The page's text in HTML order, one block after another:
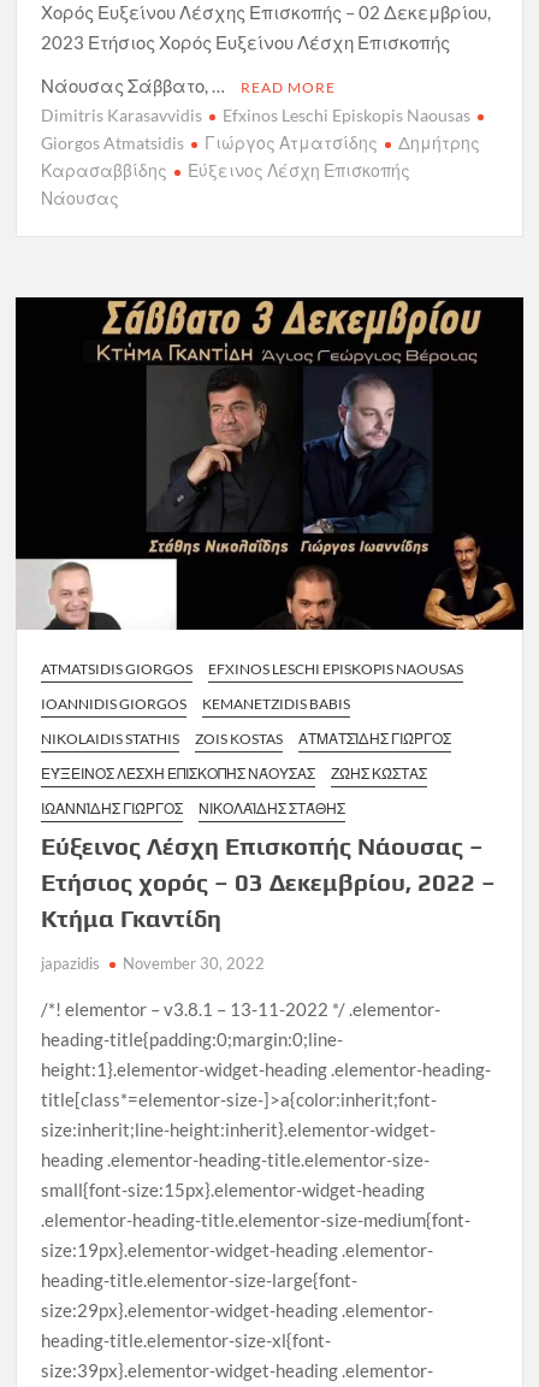
Χορός Ευξείνου Λέσχης Επισκοπής – 02 Δεκεμβρίου,
2023 Ετήσιος Χορός Ευξείνου Λέσχη Επισκοπής
Νάουσας Σάββατο, …
READ MORE
Dimitris Karasavvidis
Efxinos Leschi Episkopis Naousas
Giorgos Atmatsidis
Γιώργος Ατματσίδης
Δημήτρης
Καρασαββίδης
Εύξεινος Λέσχη Επισκοπής
Νάουσας
ATMATSIDIS GIORGOS
EFXINOS LESCHI EPISKOPIS NAOUSAS
IOANNIDIS GIORGOS
KEMANETZIDIS BABIS
NIKOLAIDIS STATHIS
ZOIS KOSTAS
ΑΤΜΑΤΣΊΔΗΣ ΓΙΏΡΓΟΣ
ΕΎΞΕΙΝΟΣ ΛΈΣΧΗ ΕΠΙΣΚΟΠΉΣ ΝΆΟΥΣΑΣ
ΖΏΗΣ ΚΏΣΤΑΣ
ΙΩΑΝΝΊΔΗΣ ΓΙΏΡΓΟΣ
ΝΙΚΟΛΑΪΔΗΣ ΣΤΆΘΗΣ
Εύξεινος Λέσχη Επισκοπής Νάουσας –
Ετήσιος χορός – 03 Δεκεμβρίου, 2022 –
Κτήμα Γκαντίδη
japazidis November 30, 2022
/*! elementor – v3.8.1 – 13-11-2022 */ .elementor-
heading-title{padding:0;margin:0;line-
height:1}.elementor-widget-heading .elementor-heading-
title[class*=elementor-size-]>a{color:inherit;font-
size:inherit;line-height:inherit}.elementor-widget-
heading .elementor-heading-title.elementor-size-
small{font-size:15px}.elementor-widget-heading
.elementor-heading-title.elementor-size-medium{font-
size:19px}.elementor-widget-heading .elementor-
heading-title.elementor-size-large{font-
size:29px}.elementor-widget-heading .elementor-
heading-title.elementor-size-xl{font-
size:39px}.elementor-widget-heading .elementor-